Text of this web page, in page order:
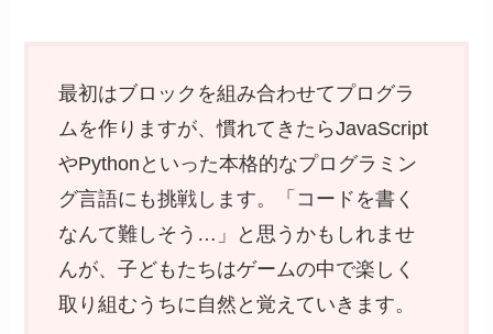
最初はブロックを組み合わせてプログラ
ムを作りますが、慣れてきたらJavaScript
やPythonといった本格的なプログラミン
グ言語にも挑戦します。「コードを書く
なんて難しそう…」と思うかもしれませ
んが、子どもたちはゲームの中で楽しく
取り組むうちに自然と覚えていきます。